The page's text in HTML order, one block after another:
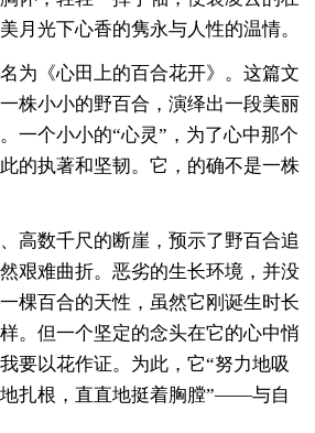
月光下心香的隽永与人性的温情。
为《心田上的百合花开》。这篇文
株小小的野百合，演绎出一段美丽
一个小小的“心灵”，为了心中那个
的执著和坚韧。它，的确不是一株
高数千尺的断崖，预示了野百合追
艰难曲折。恶劣的生长环境，并没
棵百合的天性，虽然它刚诞生时长
。但一个坚定的念头在它的心中悄
要以花作证。为此，它“努力地吸
扎根，直直地挺着胸膛”——与自